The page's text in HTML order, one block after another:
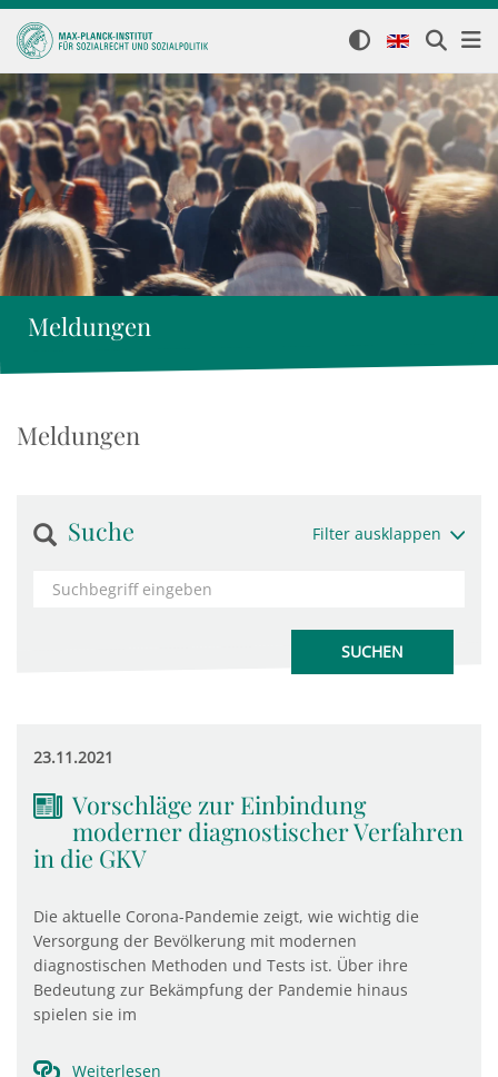
Meldungen
Meldungen
Suche Filter ausklappen
23.11.2021
Vorschläge zur Einbindung
moderner diagnostischer Verfahren
in die GKV
Die aktuelle Corona-Pandemie zeigt, wie wichtig die
Versorgung der Bevölkerung mit modernen
diagnostischen Methoden und Tests ist. Über ihre
Bedeutung zur Bekämpfung der Pandemie hinaus
spielen sie im
Weiterlesen